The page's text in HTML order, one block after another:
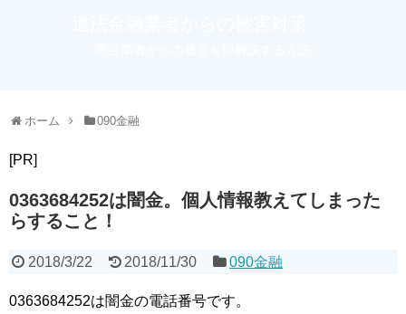
ホーム 090金融
[PR]
0363684252は闇金。個人情報教えてしまった
らすること！
2018/3/22 2018/11/30 090金融
0363684252は闇金の電話番号です。